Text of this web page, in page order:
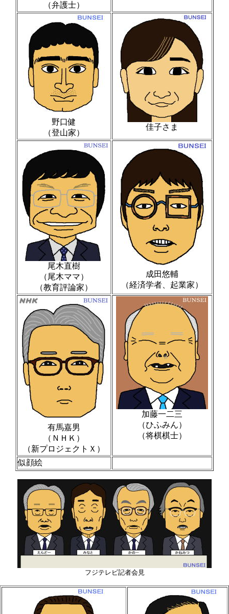
（弁護士）
野口健
（登山家）
佳子さま
尾木直樹
（尾木ママ）
（教育評論家）
成田悠輔
（経済学者、起業家）
有馬嘉男
（ＮＨＫ）
（新プロジェクトＸ）
加藤一二三
（ひふみん）
（将棋棋士）
似顔絵
フジテレビ記者会見